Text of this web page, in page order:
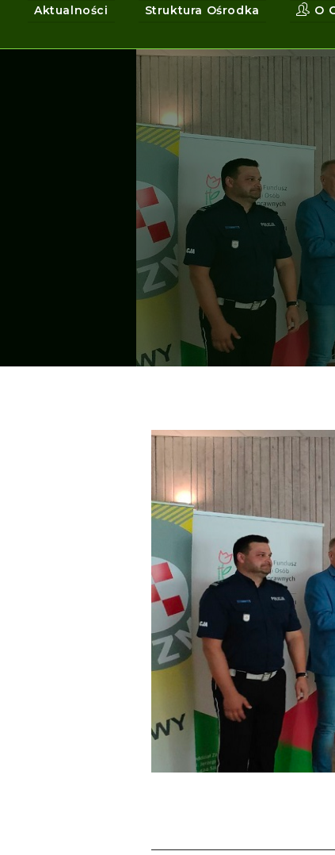
Aktualności Struktura Ośrodka O